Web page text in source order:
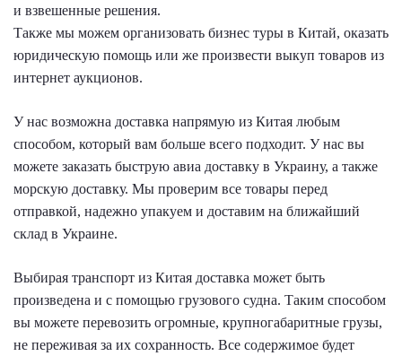
и взвешенные решения.
Также мы можем организовать бизнес туры в Китай, оказать
юридическую помощь или же произвести выкуп товаров из
интернет аукционов.
У нас возможна доставка напрямую из Китая любым
способом, который вам больше всего подходит. У нас вы
можете заказать быструю авиа доставку в Украину, а также
морскую доставку. Мы проверим все товары перед
отправкой, надежно упакуем и доставим на ближайший
склад в Украине.
Выбирая транспорт из Китая доставка может быть
произведена и с помощью грузового судна. Таким способом
вы можете перевозить огромные, крупногабаритные грузы,
не переживая за их сохранность. Все содержимое будет